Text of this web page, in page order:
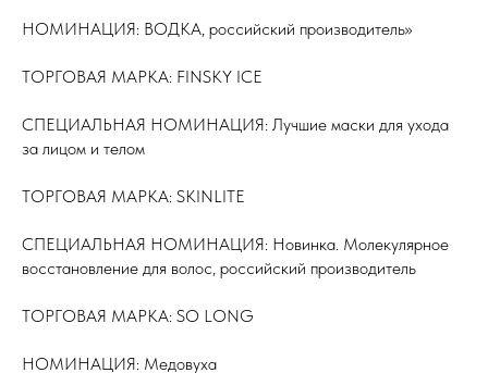
НОМИНАЦИЯ: ВОДКА, российский производитель»
ТОРГОВАЯ МАРКА: FINSKY ICE
СПЕЦИАЛЬНАЯ НОМИНАЦИЯ: Лучшие маски для ухода
за лицом и телом
ТОРГОВАЯ МАРКА: SKINLITE
СПЕЦИАЛЬНАЯ НОМИНАЦИЯ: Новинка. Молекулярное
восстановление для волос, российский производитель
ТОРГОВАЯ МАРКА: SO LONG
НОМИНАЦИЯ: Медовуха